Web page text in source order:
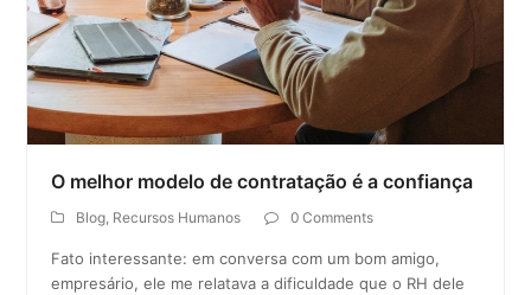
O melhor modelo de contratação é a confiança
Blog, Recursos Humanos 0 Comments
Fato interessante: em conversa com um bom amigo,
empresário, ele me relatava a dificuldade que o RH dele